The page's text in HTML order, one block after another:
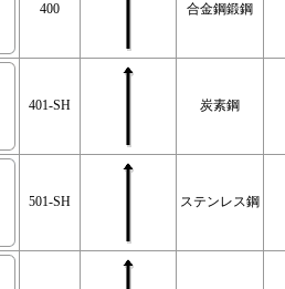
400 合金鋼鍛鋼
401-SH 炭素鋼
501-SH ステンレス鋼